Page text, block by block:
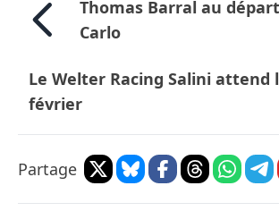
Thomas Barral au
Carlo
Le Welter Racing Salini attend
février
Partage